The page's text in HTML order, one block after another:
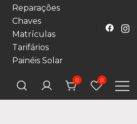
Reparações
Chaves
Matrículas
Tarifários
Painéis Solar
0 0